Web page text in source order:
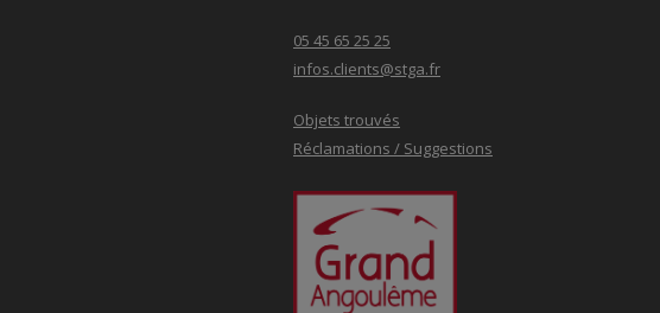
05 45 65 25 25
infos.clients@stga.fr
Objets trouvés
Réclamations / Suggestions